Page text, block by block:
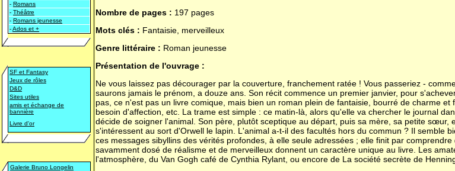
- Romans
- Théâtre
- Romans jeunesse
-Ados et +
SF et Fantasy
Jeux de rôles
D&D
Sites utiles
amis et échange de
bannière
Livre d'or
Galerie Bruno Longelin
Nombre de pages : 197 pages
Mots clés : Fantaisie, merveilleux
Genre littéraire : Roman jeunesse
Présentation de l'ouvrage :
Ne vous laissez pas décourager par la couverture, franchement ratée ! Vous passeriez -
saurons jamais le prénom, a douze ans. Son récit commence un premier janvier, pour
pas, ce n'est pas un livre comique, mais bien un roman plein de fantaisie, bourré de charme
besoin d'affection, etc. La trame est simple : ce matin-là, alors qu'elle va chercher le journal
décide de soigner l'animal. Son père, plutôt sceptique au départ, puis sa mère, sa petite
s'intéressent au sort d'Orwell le lapin. L'animal a-t-il des facultés hors du commun ? Il
ces messages sibyllins des vérités profondes, à elle seule adressées ; elle finit par
savamment dosé de réalisme et de merveilleux donnent un caractère unique au livre. Les
l'atmosphère, du Van Gogh café de Cynthia Rylant, ou encore de La société secrète de